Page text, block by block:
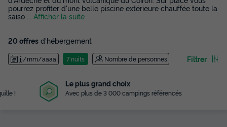
pourrez profiter d'une belle piscine extérieure chauffée toute la
saiso
... Afficher la suite
20 offres d'hébergement
jj/mm/aaaa 7 nuits Nombre de personnes Filtrer
Le plus grand choix
Avec plus de 3 000 campings référencés